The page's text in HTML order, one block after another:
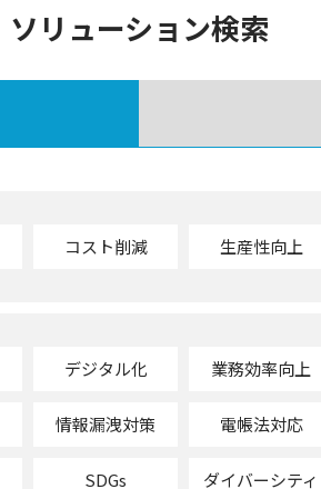
ソリューション検索
コスト削減 生産性向上
デジタル化 業務効率向上
情報漏洩対策 電帳法対応
SDGs ダイバーシティ